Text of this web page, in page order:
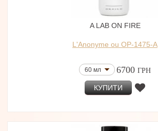
A LAB ON FIRE
L'Anonyme ou OP-1475-A
60 мл 6700 ГРН
КУПИТИ